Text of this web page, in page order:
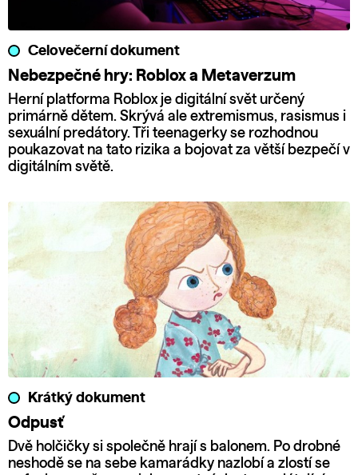
Celovečerní dokument
Nebezpečné hry: Roblox a Metaverzum
Herní platforma Roblox je digitální svět určený
primárně dětem. Skrývá ale extremismus, rasismus i
sexuální predátory. Tři teenagerky se rozhodnou
poukazovat na tato rizika a bojovat za větší bezpečí v
digitálním světě.
Krátký dokument
Odpusť
Dvě holčičky si společně hrají s balonem. Po drobné
neshodě se na sebe kamarádky nazlobí a zlostí se